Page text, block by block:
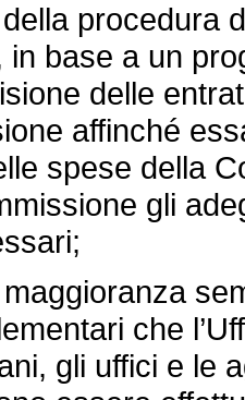
procedura
base a un
delle
affinché
spese della
gli
che
gli uffici e le